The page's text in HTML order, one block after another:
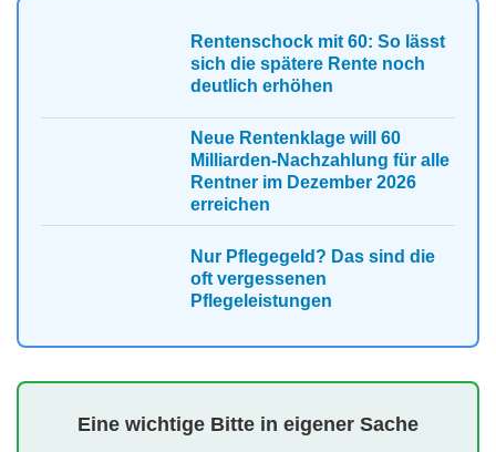
Rentenschock mit 60: So lässt
sich die spätere Rente noch
deutlich erhöhen
Neue Rentenklage will 60
Milliarden-Nachzahlung für alle
Rentner im Dezember 2026
erreichen
Nur Pflegegeld? Das sind die
oft vergessenen
Pflegeleistungen
Eine wichtige Bitte in eigener Sache